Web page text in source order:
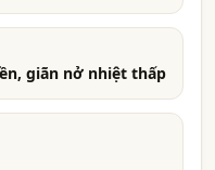
giãn nở nhiệt thấp